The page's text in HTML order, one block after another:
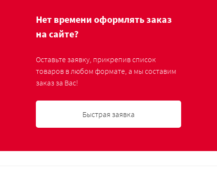
Нет времени оформлять заказ
на сайте?
Оставьте заявку, прикрепив список
товаров в любом формате, а мы составим
заказ за Вас!
Быстрая заявка